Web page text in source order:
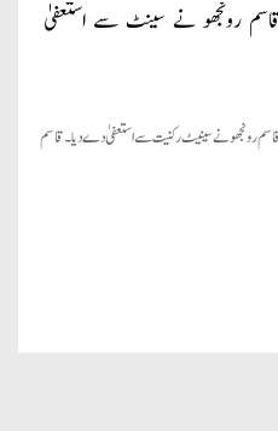
رونجھو نے سینٹ سے استعفیٰ
رونجھو نے سینیٹ رکنیت سے استعفیٰ دے دیا۔ قاسم